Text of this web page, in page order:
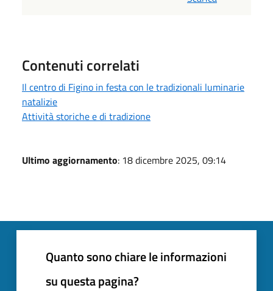
Contenuti correlati
Il centro di Figino in festa con le tradizionali luminarie
natalizie
Attività storiche e di tradizione
Ultimo aggiornamento: 18 dicembre 2025, 09:14
Quanto sono chiare le informazioni
su questa pagina?